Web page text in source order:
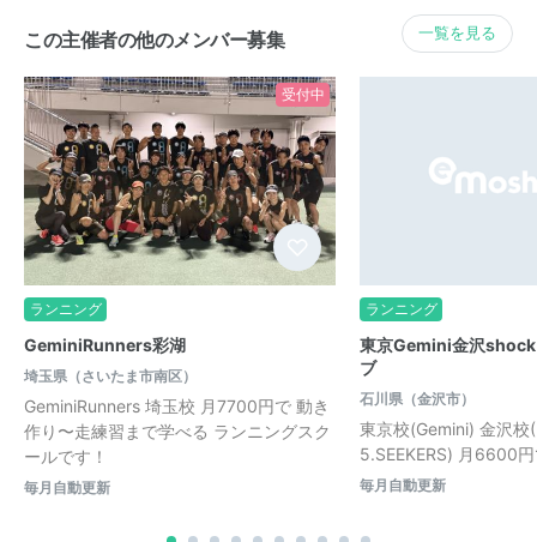
この主催者の他のメンバー募集 一覧を見る
受付中
ランニング
GeminiRunners彩湖
埼玉県（さいたま市南区）
GeminiRunners 埼玉校 月7700円で 動き
作り〜走練習まで学べる ランニングスク
ールです！
毎月自動更新
ランニング
東京Gemini金沢shock
ブ
石川県（金沢市）
東京校(Gemini) 金沢
5.SEEKERS) 月6600
毎月自動更新